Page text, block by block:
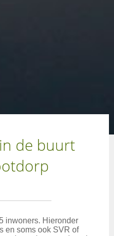
de buurt
inwoners. Hieronder
en soms ook SVR of